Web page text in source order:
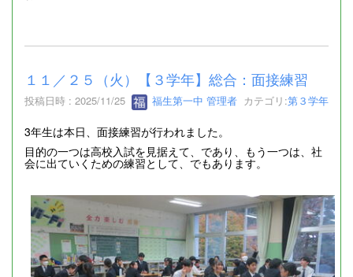
１１／２５（火）【３学年】総合：面接練習
投稿日時 : 2025/11/25 福生第一中 管理者 カテゴリ:第３学年
3年生は本日、面接練習が行われました。
目的の一つは高校入試を見据えて、であり、もう一つは、社
会に出ていくための練習として、でもあります。